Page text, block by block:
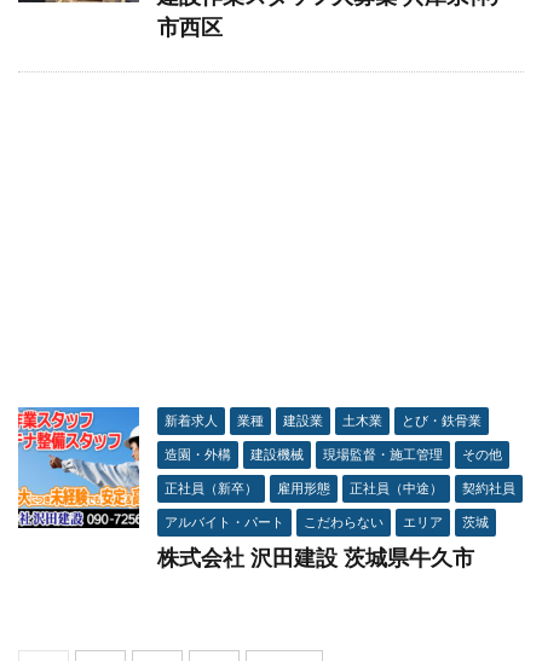
市西区
新着求人 業種 建設業 土木業 とび・鉄骨業
造園・外構 建設機械 現場監督・施工管理 その他
正社員（新卒） 雇用形態 正社員（中途） 契約社員
アルバイト・パート こだわらない エリア 茨城
株式会社 沢田建設 茨城県牛久市